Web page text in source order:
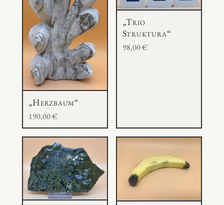
„Herzbaum“
190,00€
„Trio
Struktura“
98,00€